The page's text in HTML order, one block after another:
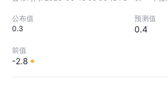
公布值
0.3
预测值
0.4
前值
-2.8